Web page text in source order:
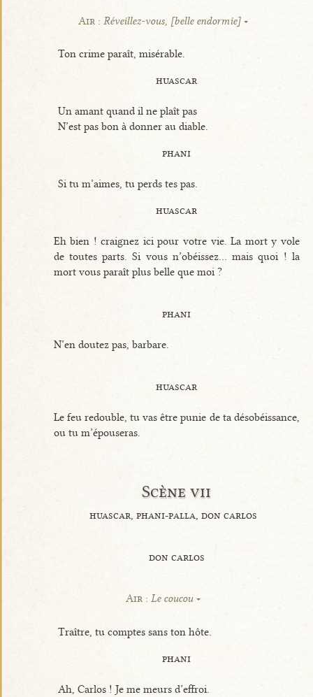
Air :Réveillez-vous, [belle endormie]
Ton crime paraît, misérable.
huascar
Un amant quand il ne plaît pas
N’est pas bon à donner au diable.
phani
Si tu m’aimes, tu perds tes pas.
huascar
Eh bien ! craignez ici pour votre vie. La mort y vole
de toutes parts. Si vous n’obéissez... mais quoi ! la
mort vous paraît plus belle que moi ?
phani
N’en doutez pas, barbare.
huascar
Le feu redouble, tu vas être punie de ta désobéissance,
ou tu m’épouseras.
Scène vii
huascar, phani-palla, don carlos
don carlos
Air :Le coucou
Traître, tu comptes sans ton hôte.
phani
Ah, Carlos ! Je me meurs d’effroi.